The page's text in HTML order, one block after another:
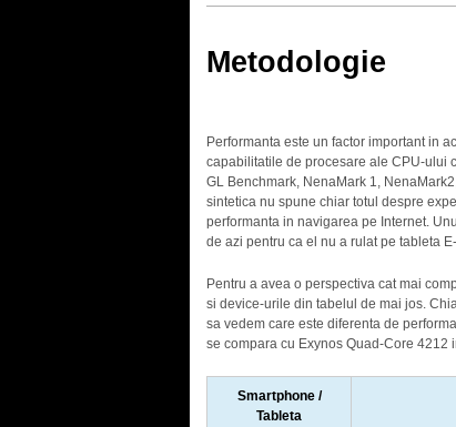
Metodologie
Performanta este un factor important in
capabilitatile de procesare ale CPU-ului
GL Benchmark, NenaMark 1,
sintetica nu spune chiar totul despre
performanta in navigarea pe Internet.
de azi pentru ca el nu a rulat pe tableta
Pentru a avea o perspectiva cat mai
si device-urile din tabelul de mai jos.
sa vedem care este diferenta de
se compara cu Exynos Quad-Core 4212
Smartphone /
Tableta